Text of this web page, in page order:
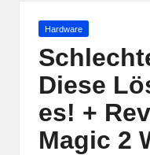
Apple,
Smart‑Home,
Kopfhörern
Posted
Hardware
Diese
es! +
Magic 2